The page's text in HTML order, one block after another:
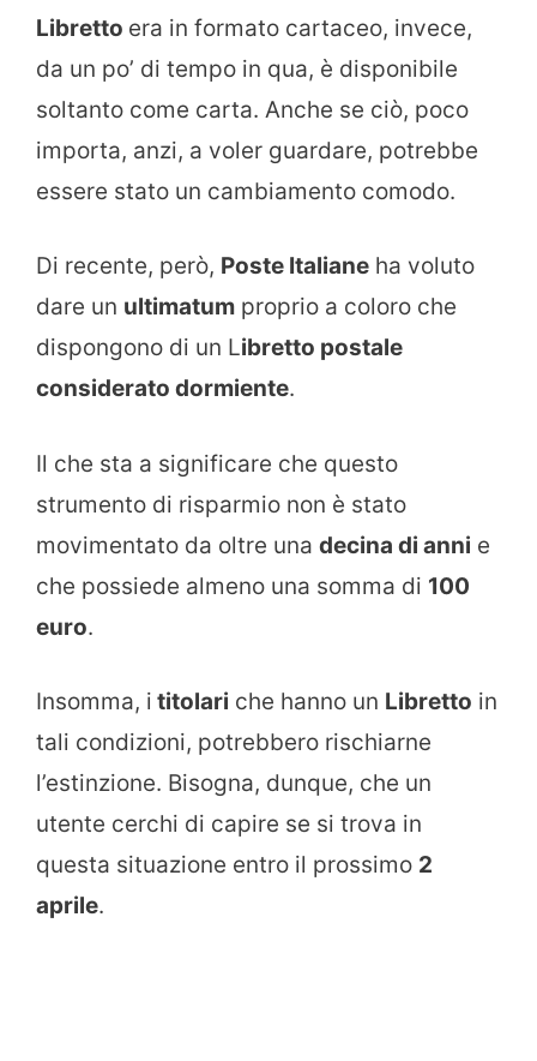
Libretto era in formato cartaceo, invece,
da un po’ di tempo in qua, è disponibile
soltanto come carta. Anche se ciò, poco
importa, anzi, a voler guardare, potrebbe
essere stato un cambiamento comodo.
Di recente, però, Poste Italiane ha voluto
dare un ultimatum proprio a coloro che
dispongono di un Libretto postale
considerato dormiente.
Il che sta a significare che questo
strumento di risparmio non è stato
movimentato da oltre una decina di anni e
che possiede almeno una somma di 100
euro.
Insomma, i titolari che hanno un Libretto in
tali condizioni, potrebbero rischiarne
l’estinzione. Bisogna, dunque, che un
utente cerchi di capire se si trova in
questa situazione entro il prossimo 2
aprile.